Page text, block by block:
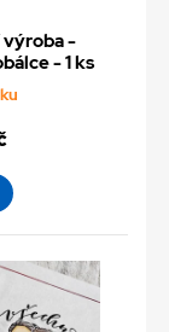
výroba -
- 1 ks